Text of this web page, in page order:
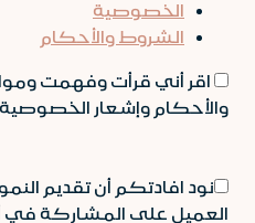
الخصوصية
الشروط والأحكام
اقر أني قرأت وفهمت
والأحكام وإشعار الخصوصية
نود افادتكم أن تقديم
العميل على المشاركة في